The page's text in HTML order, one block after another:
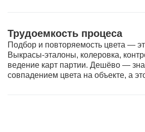
Трудоемкость процеса
Подбор и повторяемость цвета —
Выкрасы-эталоны, колеровка,
ведение карт партии. Дешёво —
совпадением цвета на объекте, а